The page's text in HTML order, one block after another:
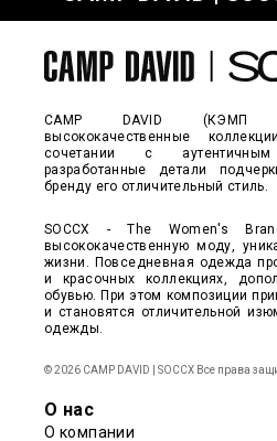
CAMP DAVID (КЭМП
высококачественные
сочетании с
разработанные детали
бренду его отличительный стиль.
SOCCX - The Women's
высококачественную моду,
жизни. Повседневная одежда
и красочных коллекциях,
обувью. При этом композиции
и становятся отличительной
одежды.
© 2026 CAMP DAVID | SOCCX Все права
О нас
О компании